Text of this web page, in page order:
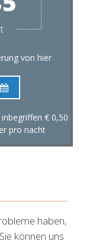
von hier
€ 0,50
pro nacht
haben,
können uns